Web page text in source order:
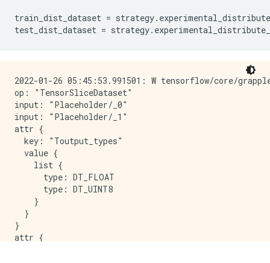
train_dist_dataset = strategy.
test_dist_dataset = strategy.
2022-01-26 05:45:53.991501: W tensorflow/core/
op: "TensorSliceDataset"
input: "Placeholder/_0"
input: "Placeholder/_1"
attr {
  key: "Toutput_types"
  value {
    list {
      type: DT_FLOAT
      type: DT_UINT8
    }
  }
}
attr {